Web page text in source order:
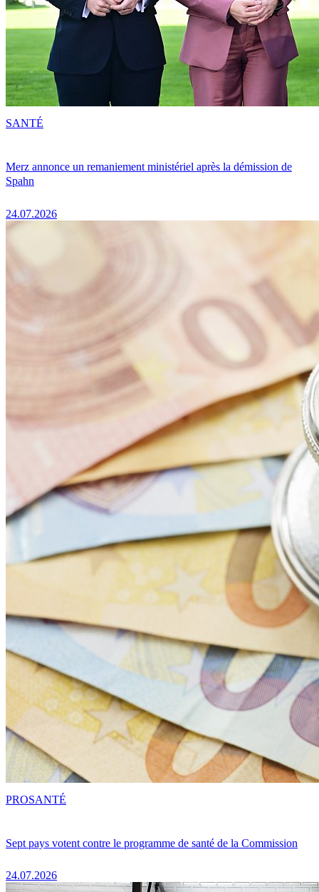
Merz annonce un remaniement ministériel après la démission de
Spahn
24.07.2026
SANTÉ
Sept pays votent contre le programme de santé de la Commission
24.07.2026
PROSANTÉ